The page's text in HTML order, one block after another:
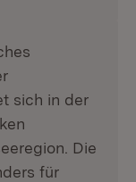
sich in der
Die
für